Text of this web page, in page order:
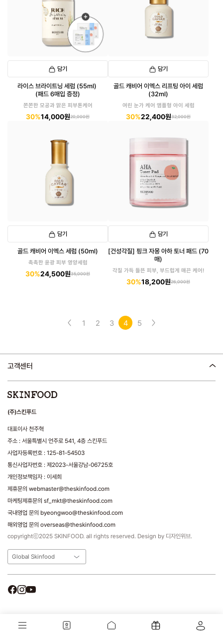
담기
라이스 브라이트닝 세럼 (55ml)
(패드 6매입 증정)
쫀쫀한 모공과 맑은 피부톤케어
30%14,000원20,000원
담기
골드 캐비어 이엑스 리프팅 아이 세럼
(32ml)
여린 눈가 케어 앰플형 아이 세럼
30%22,400원32,000원
담기
골드 캐비어 이엑스 세럼 (50ml)
촉촉한 윤광 피부 영양세럼
30%24,500원35,000원
담기
[건성각질] 핑크 자몽 아하 토너 패드 (70
매)
각질 가득 들뜬 피부, 부드럽게 매끈 케어!
30%18,200원26,000원
1 2 3 4 5
고객센터
(주)스킨푸드
대표이사 천주혁
주소 : 서울특별시 언주로 541, 4층 스킨푸드
사업자등록번호 : 125-81-54503
통신사업자번호 : 제2023-서울강남-06725호
개인정보책임자 : 이세희
제휴문의 webmaster@theskinfood.com
마케팅제휴문의 sf_mkt@theskinfood.com
국내영업 문의 byeongwoo@theskinfood.com
해외영업 문의 overseas@theskinfood.com
copyrightⓒ2025 SKINFOOD. all rights reserved. Design by 디자인위브.
Global Skinfood